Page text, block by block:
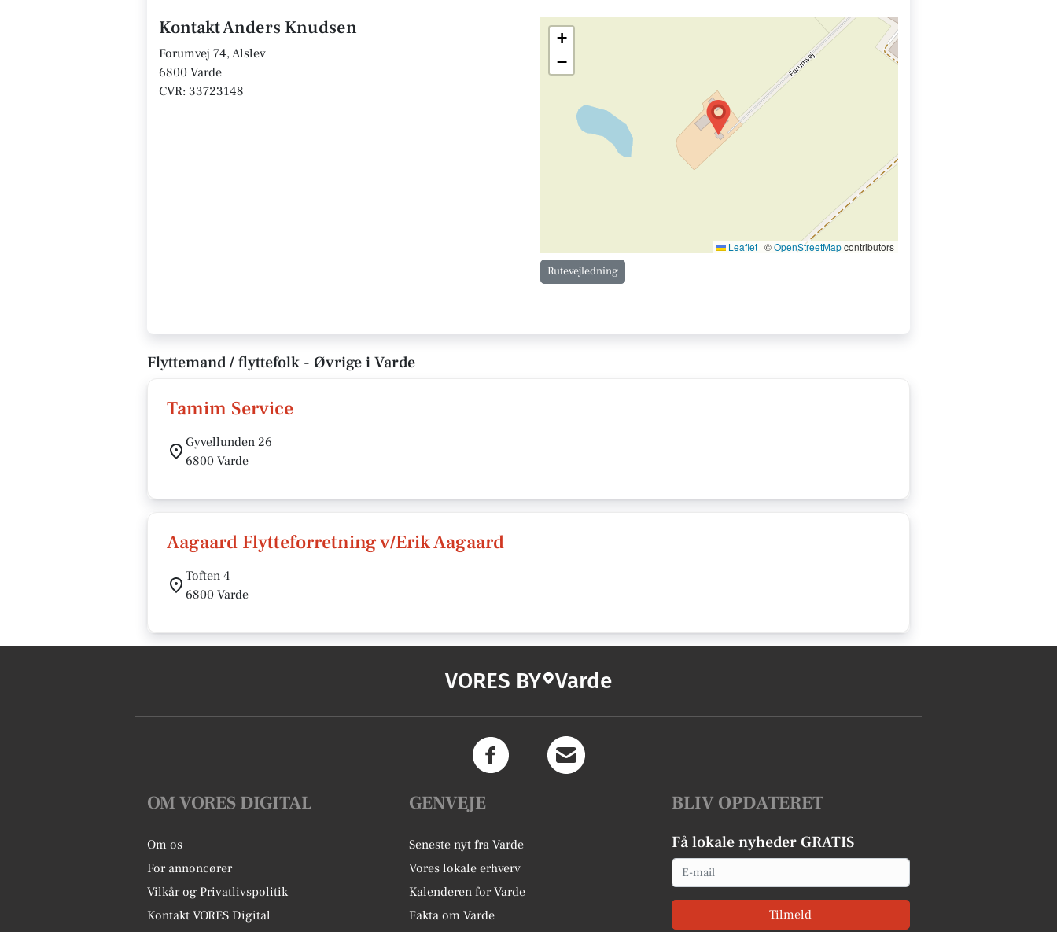
Kontakt Anders Knudsen
Forumvej 74, Alslev
6800 Varde
CVR: 33723148
+
−
Leaflet | ©OpenStreetMapcontributors
Rutevejledning
Flyttemand / flyttefolk - Øvrige i Varde
Tamim Service
Gyvellunden 26
6800 Varde
Aagaard Flytteforretning v/Erik Aagaard
Toften 4
6800 Varde
VORES BY Varde
OM VORES DIGITAL
Om os
For annoncører
Vilkår og Privatlivspolitik
Kontakt VORES Digital
GENVEJE
Seneste nyt fra Varde
Vores lokale erhverv
Kalenderen for Varde
Fakta om Varde
BLIV OPDATERET
Få lokale nyheder GRATIS
Email
Tilmeld